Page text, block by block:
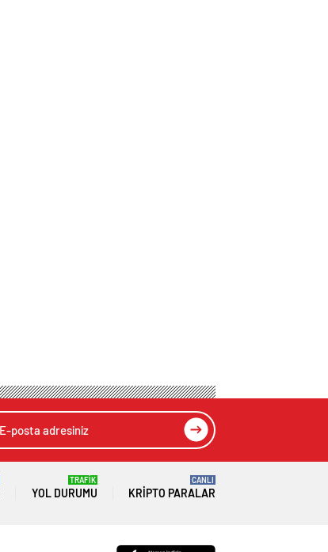
YOL DURUMU
TRAFİK
KRIPTO PARALAR
CANLI